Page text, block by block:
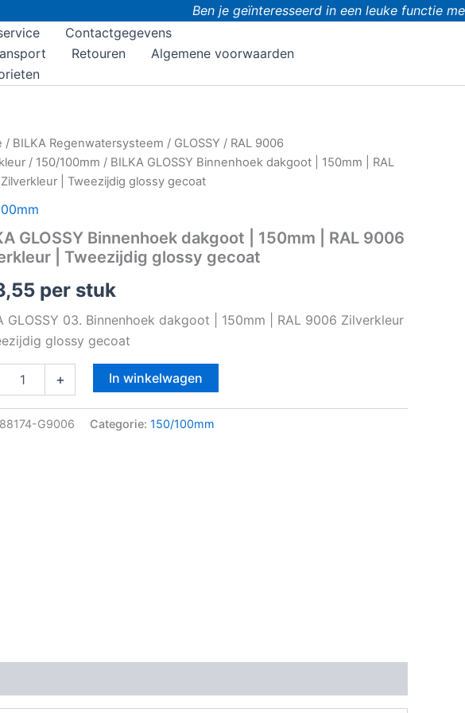
Ben je geïnteresseerd in een leuke functie
Contactgegevens
Retouren
Algemene voorwaarden
/ BILKA Regenwatersysteem / GLOSSY / RAL 9006
/ 150/100mm / BILKA GLOSSY Binnenhoek dakgoot | 150mm | RAL
| Tweezijdig glossy gecoat
GLOSSY Binnenhoek dakgoot | 150mm | RAL 9006
| Tweezijdig glossy gecoat
per stuk
GLOSSY 03. Binnenhoek dakgoot | 150mm | RAL 9006 Zilverkleur
glossy gecoat
+ In winkelwagen
88174-G9006 Categorie: 150/100mm